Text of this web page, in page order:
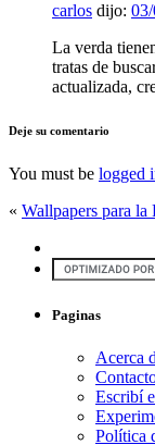
carlos dijo:
La verda
tratas de
actualizada,
Deje su comentario
You must be logged
« Wallpapers para la
Paginas
Acerca
Escribí
Política